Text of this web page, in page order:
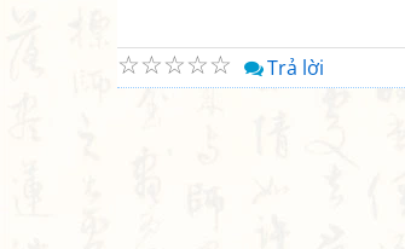
☆
☆
☆
☆
☆ Trả lời